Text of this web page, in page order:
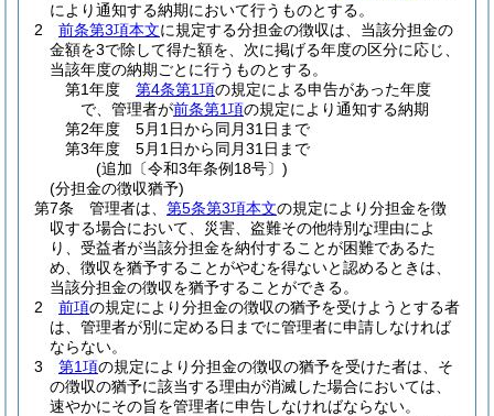
により通知する納期において行うものとする。
2
前条第3項本文に規定する分担金の徴収は、当該分担金の
金額を3で除して得た額を、次に掲げる年度の区分に応じ、
当該年度の納期ごとに行うものとする。
第1年度 第4条第1項の規定による申告があった年度
で、管理者が前条第1項の規定により通知する納期
第2年度 5月1日から同月31日まで
第3年度 5月1日から同月31日まで
(追加〔令和3年条例18号〕)
(分担金の徴収猶予)
第7条
管理者は、 第5条第3項本文の規定により分担金を徴
収する場合において、災害、盗難その他特別な理由によ
り、受益者が当該分担金を納付することが困難であるた
め、徴収を猶予することがやむを得ないと認めるときは、
当該分担金の徴収を猶予することができる。
2
前項の規定により分担金の徴収の猶予を受けようとする者
は、管理者が別に定める日までに管理者に申請しなければ
ならない。
3
第1項の規定により分担金の徴収の猶予を受けた者は、そ
の徴収の猶予に該当する理由が消滅した場合においては、
速やかにその旨を管理者に申告しなければならない。